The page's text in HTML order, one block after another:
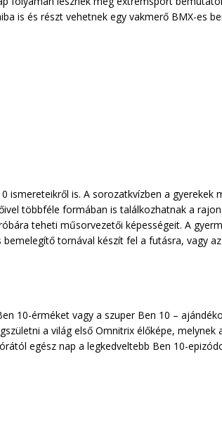
is és részt vehetnek egy vakmerő BMX-es
ismereteikről is. A sorozatkvízben a
többféle formában is találkozhatnak a
teheti műsorvezetői képességeit. A
tornával készít fel a futásra, vagy
10-érméket vagy a szuper Ben 10 –
a világ első Omnitrix élőképe, melynek
egész nap a legkedveltebb Ben 10-